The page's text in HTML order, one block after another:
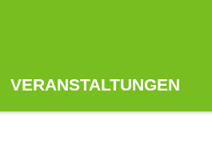
VERANSTALTUNGEN